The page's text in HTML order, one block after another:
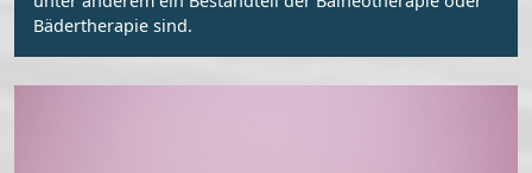
Bädertherapie sind.